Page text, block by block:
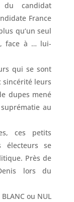
candidat
France
qu‘un seul
face à … lui-
qui se sont
sincérité leurs
dupes mené
au
ces petits
électeurs se
Près de
lors du
ou NUL